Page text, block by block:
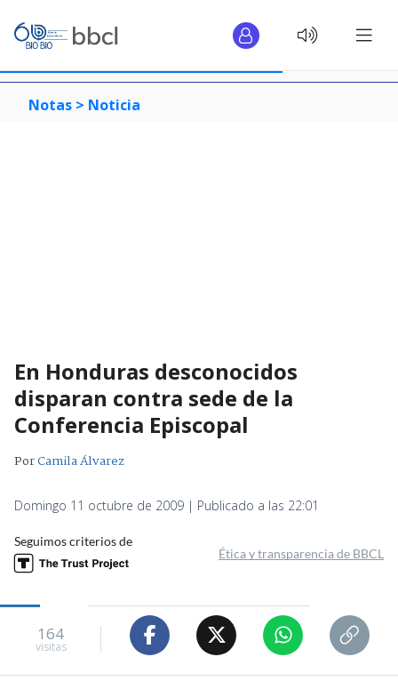
Notas > Noticia
En Honduras desconocidos
disparan contra sede de la
Conferencia Episcopal
PorCamila Álvarez
Domingo 11 octubre de 2009 | Publicado a las 22:01
Seguimos criterios de
Ética y transparencia de BBCL
164
visitas